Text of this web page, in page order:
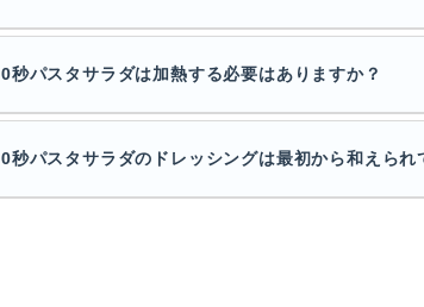
0秒パスタサラダは加熱する必要はありますか？
0秒パスタサラダのドレッシングは最初から和えられ